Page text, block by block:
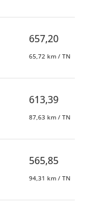
657,20
65,72 km / TN
613,39
87,63 km / TN
565,85
94,31 km / TN